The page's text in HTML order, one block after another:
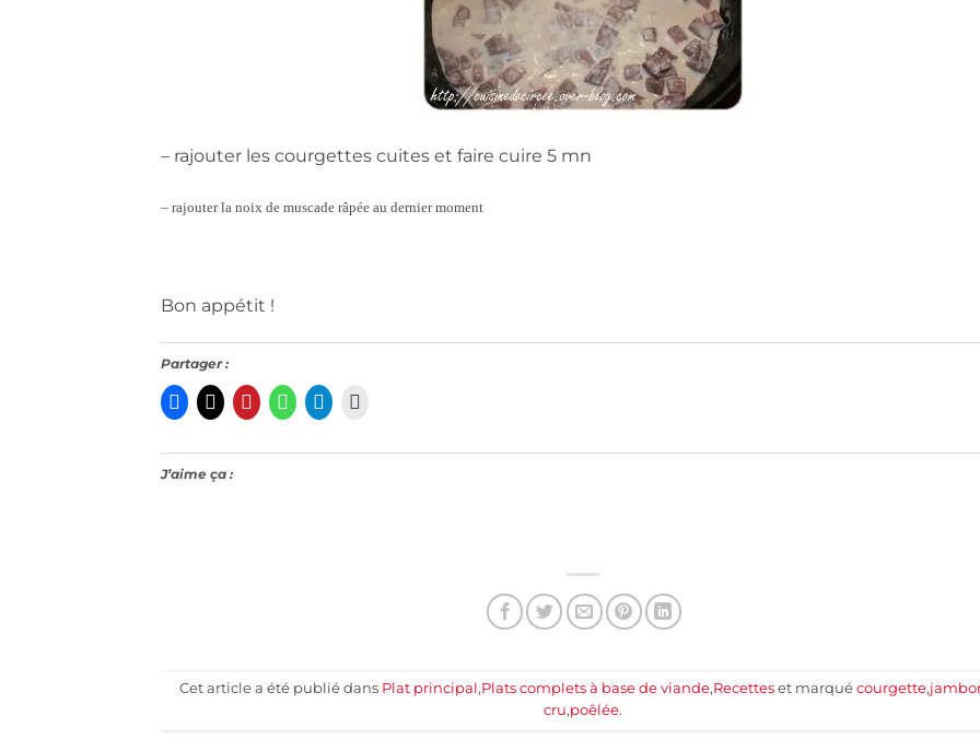
– rajouter les courgettes cuites et faire cuire 5 mn
– rajouter la noix de muscade râpée au dernier moment
Bon appétit !
Partager :
J’aime ça :
Cet article a été publié dans Plat principal,Plats complets à base de viande,Recettes et marquécourgette,
cru,poêlée.